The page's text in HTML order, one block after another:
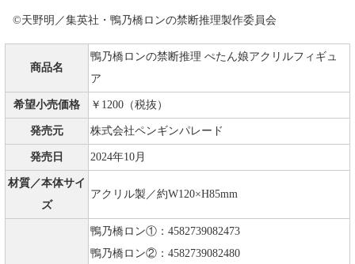
©天野明／集英社・鴨乃橋ロンの禁断推理製作委員会
商品名
鴨乃橋ロンの禁断推理 ぺたん娘アクリルフィギュ
ア
希望小売価格 ￥1200（税抜）
発売元 株式会社ペンギンパレード
発売日 2024年10月
材質／本体サイ
ズ
アクリル製／約W120×H85mm
鴨乃橋ロン①：4582739082473
鴨乃橋ロン②：4582739082480